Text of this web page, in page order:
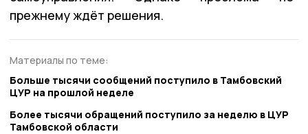
прежнему ждёт решения.
Материалы по теме:
Больше тысячи сообщений поступило в Тамбовский
ЦУР на прошлой неделе
Более тысячи обращений поступило за неделю в ЦУР
Тамбовской области